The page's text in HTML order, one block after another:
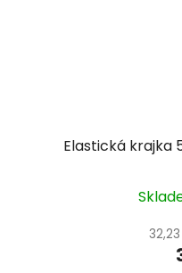
Elastická krajka